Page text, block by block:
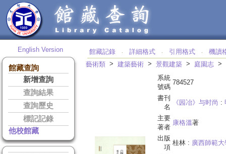
English Version
館藏查詢
新增查詢
查詢結果
查詢歷史
標記記錄
他校館藏
館藏記錄 ‧ 詳細格式 ‧ 引用格式 ‧
機讀
藝術類 > 建築藝術 > 景觀建築 > 庭園志 >
系統
號碼
784527
書刊
名
《园冶》与时尚 :
主要
著者
康格溫著
出版
項
桂林 : 廣西師範